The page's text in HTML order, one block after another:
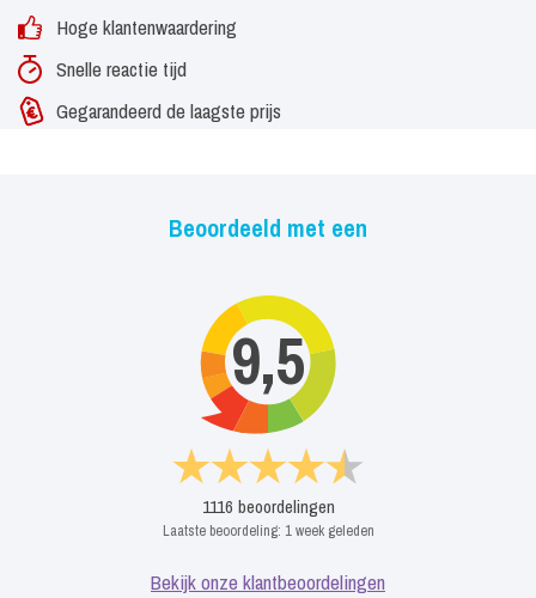
Hoge klantenwaardering
Snelle reactie tijd
Gegarandeerd de laagste prijs
Beoordeeld met een
9,5
1116 beoordelingen
Laatste beoordeling: 1 week geleden
Bekijk onze klantbeoordelingen